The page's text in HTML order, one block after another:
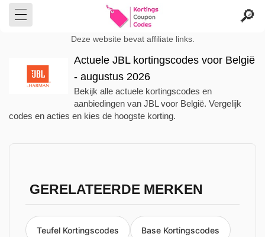
Deze website bevat affiliate links.
Actuele JBL kortingscodes voor België
- augustus 2026
Bekijk alle actuele kortingscodes en
aanbiedingen van JBL voor België. Vergelijk
codes en acties en kies de hoogste korting.
GERELATEERDE MERKEN
Teufel Kortingscodes Base Kortingscodes